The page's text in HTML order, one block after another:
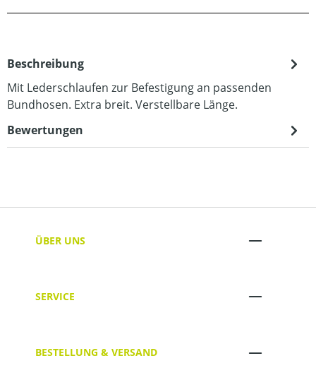
Beschreibung
Mit Lederschlaufen zur Befestigung an passenden
Bundhosen. Extra breit. Verstellbare Länge.
Bewertungen
ÜBER UNS
SERVICE
BESTELLUNG & VERSAND